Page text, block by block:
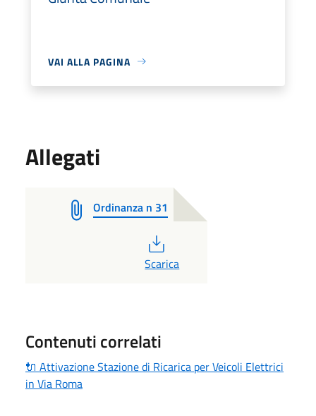
VAI ALLA PAGINA
Allegati
Ordinanza n 31
PDF
Scarica
Contenuti correlati
🔌 Attivazione Stazione di Ricarica per Veicoli Elettrici
in Via Roma